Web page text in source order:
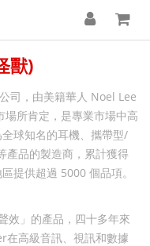
獸)
司，由美籍華人 Noel Lee
所肯定，是專業市場中高
球知名的耳機、攜帶型/
產品的製造商，累計獲得
提供超過 5000 個品項。
效」的產品，四十多年來
高級音訊、視訊和數據